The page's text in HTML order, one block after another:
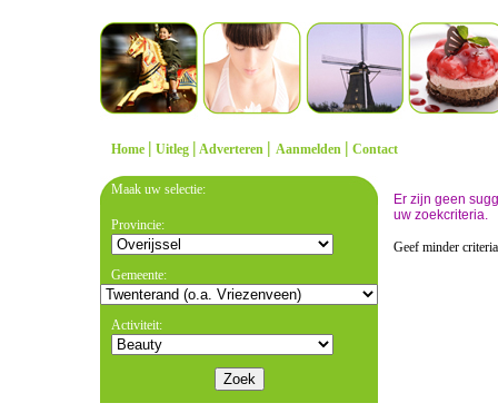
Home | Uitleg | Adverteren | Aanmelden | Contact
Maak uw selectie:
Provincie:
Gemeente:
Activiteit:
Er zijn geen
uw zoekcriteria.
Geef minder